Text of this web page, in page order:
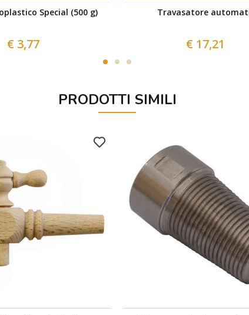
Special (500 g)
€ 3,77
Travasatore
€ 17,21
PRODOTTI SIMILI